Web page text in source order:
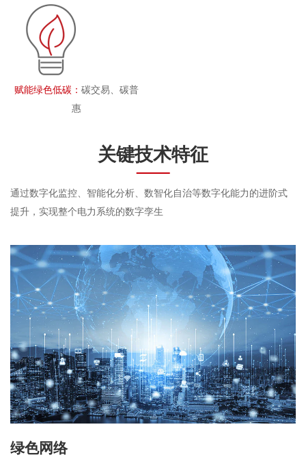
赋能绿色低碳： 碳交易、碳普
惠
关键技术特征
通过数字化监控、智能化分析、数智化自治等数字化能力的进阶式
提升，实现整个电力系统的数字孪生
绿色网络